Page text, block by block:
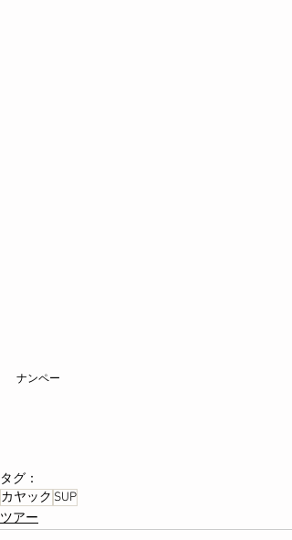
ナンペー
タグ：
カヤック SUP
ツアー